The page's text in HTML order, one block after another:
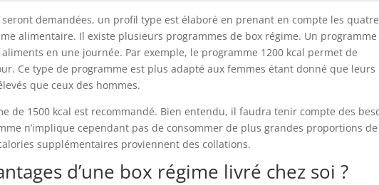
demandées, un profil type est élaboré en prenant en compte les quatre
alimentaire. Il existe plusieurs programmes de box régime. Un programme
en une journée. Par exemple, le programme 1200 kcal permet de
Ce type de programme est plus adapté aux femmes étant donné que leurs
que ceux des hommes.
de 1500 kcal est recommandé. Bien entendu, il faudra tenir compte des
n’implique cependant pas de consommer de plus grandes proportions de
supplémentaires proviennent des collations.
d’une box régime livré chez soi ?